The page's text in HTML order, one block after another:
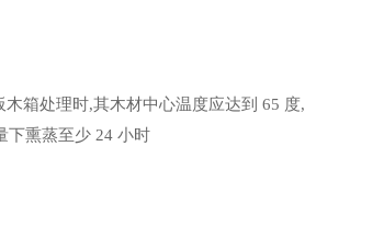
箱处理时,其木材中心温度应达到 65 度,
下熏蒸至少 24 小时